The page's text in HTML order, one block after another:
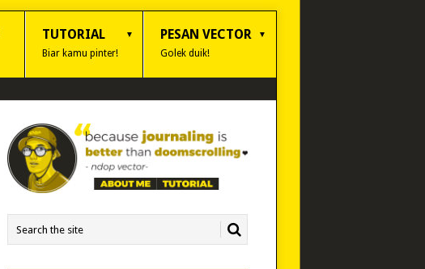
TUTORIAL
Biar kamu pinter!
PESAN VECTOR
Golek duik!